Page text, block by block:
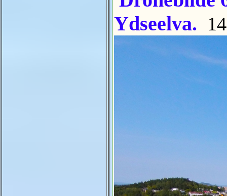
Ydseelva.